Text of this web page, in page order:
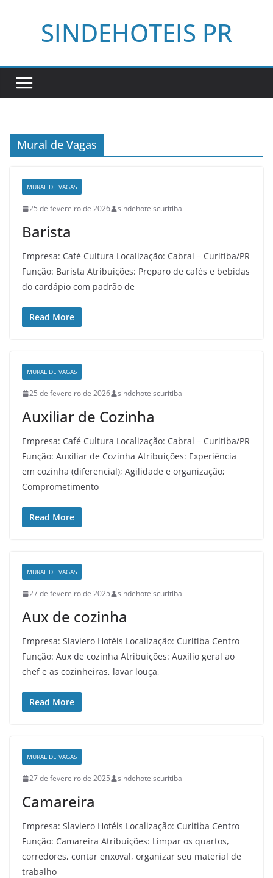
SINDEHOTEIS PR
Mural de Vagas
MURAL DE VAGAS
25 de fevereiro de 2026 sindehoteiscuritiba
Barista
Empresa: Café Cultura Localização: Cabral – Curitiba/PR
Função: Barista Atribuições: Preparo de cafés e bebidas
do cardápio com padrão de
Read More
MURAL DE VAGAS
25 de fevereiro de 2026 sindehoteiscuritiba
Auxiliar de Cozinha
Empresa: Café Cultura Localização: Cabral – Curitiba/PR
Função: Auxiliar de Cozinha Atribuições: Experiência
em cozinha (diferencial); Agilidade e organização;
Comprometimento
Read More
MURAL DE VAGAS
27 de fevereiro de 2025 sindehoteiscuritiba
Aux de cozinha
Empresa: Slaviero Hotéis Localização: Curitiba Centro
Função: Aux de cozinha Atribuições: Auxílio geral ao
chef e as cozinheiras, lavar louça,
Read More
MURAL DE VAGAS
27 de fevereiro de 2025 sindehoteiscuritiba
Camareira
Empresa: Slaviero Hotéis Localização: Curitiba Centro
Função: Camareira Atribuições: Limpar os quartos,
corredores, contar enxoval, organizar seu material de
trabalho